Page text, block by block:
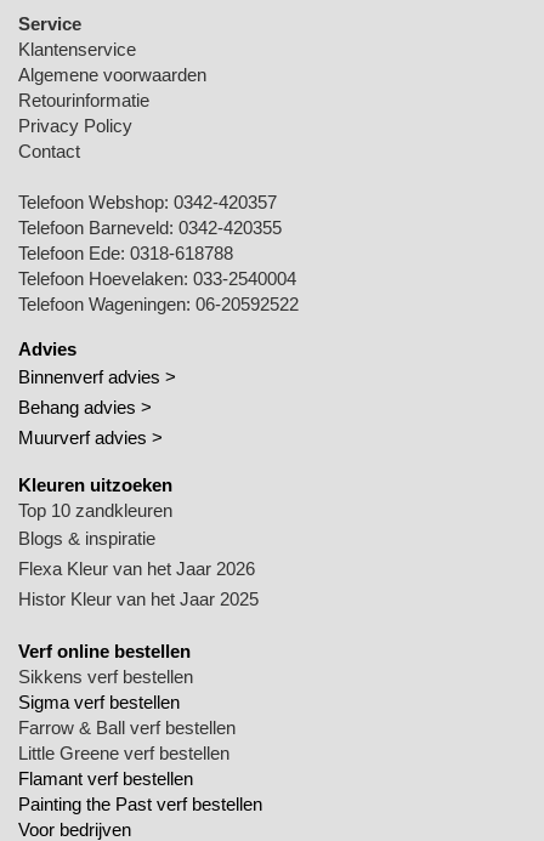
Service
Klantenservice
Algemene voorwaarden
Retourinformatie
Privacy Policy
Contact
Telefoon Webshop: 0342-420357
Telefoon Barneveld: 0342-420355
Telefoon Ede: 0318-618788
Telefoon Hoevelaken: 033-2540004
Telefoon Wageningen: 06-20592522
Advies
Binnenverf advies >
Behang advies >
Muurverf advies >
Kleuren uitzoeken
Top 10 zandkleuren
Blogs & inspiratie
Flexa Kleur van het Jaar 2026
Histor Kleur van het Jaar 2025
Verf online bestellen
Sikkens verf bestellen
Sigma verf bestellen
Farrow & Ball verf bestellen
Little Greene verf bestellen
Flamant verf bestellen
Painting the Past verf bestellen
Voor bedrijven